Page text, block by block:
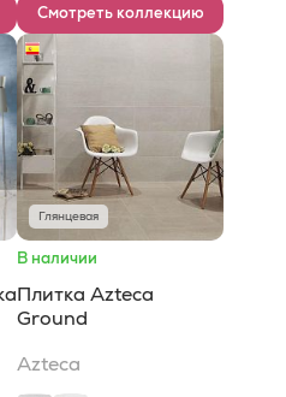
Смотреть коллекцию
Глянцевая
В наличии
Плитка Azteca
Ground
Azteca